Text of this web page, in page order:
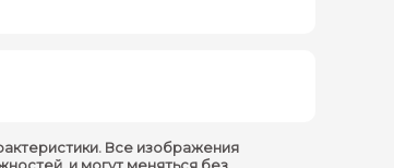
Все изображения